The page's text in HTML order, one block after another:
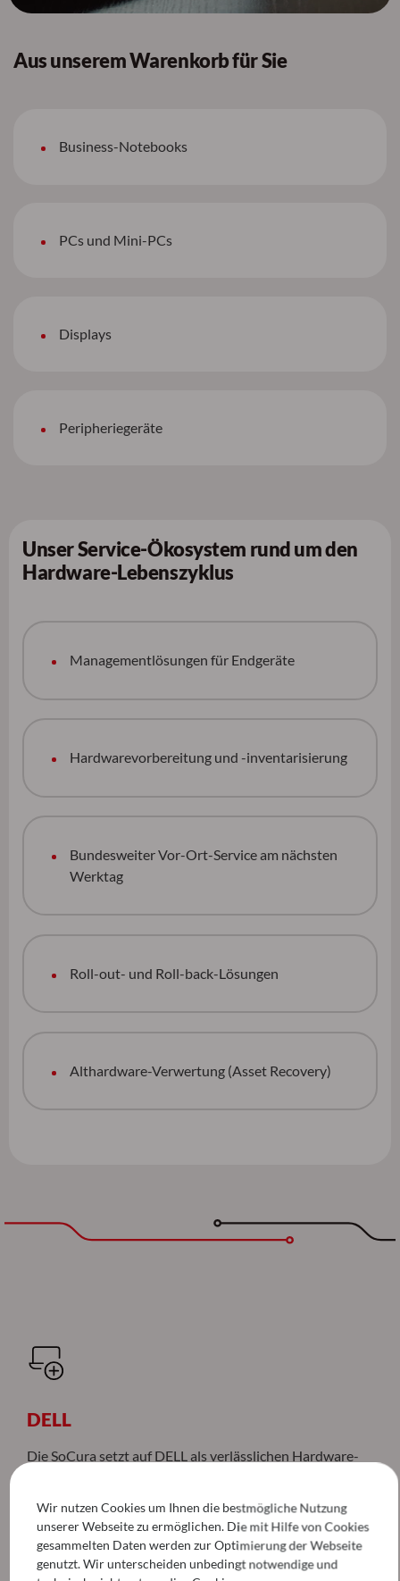
Aus unserem Warenkorb für Sie
Business-Notebooks
PCs und Mini-PCs
Displays
Peripheriegeräte
Unser Service-Ökosystem rund um den
Hardware-Lebenszyklus
Managementlösungen für Endgeräte
Hardwarevorbereitung und -inventarisierung
Bundesweiter Vor-Ort-Service am nächsten
Werktag
Roll-out- und Roll-back-Lösungen
Althardware-Verwertung (Asset Recovery)
DELL
Die SoCura setzt auf DELL als verlässlichen Hardware-
Wir nutzen Cookies um Ihnen die bestmögliche Nutzung
unserer Webseite zu ermöglichen. Die mit Hilfe von Cookies
gesammelten Daten werden zur Optimierung der Webseite
genutzt. Wir unterscheiden unbedingt notwendige und